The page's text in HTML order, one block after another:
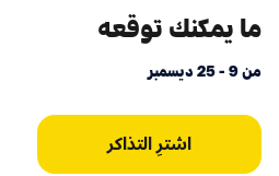
ما يمكنك توقعه
من 9 - 25 ديسمبر
اشترِ التذاكر